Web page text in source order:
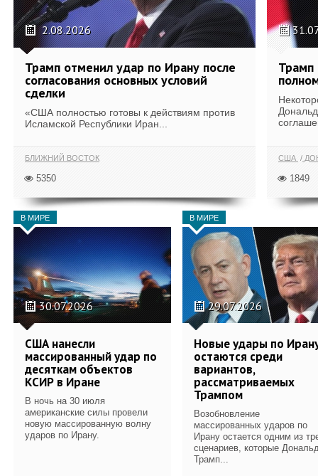
2.08.2026
Трамп отменил удар по Ирану после
согласования основных условий
сделки
«США полностью готовы к действиям против
Исламской Республики Иран...
БЛИЖНИЙ ВОСТОК
5350
Трамп
США
1849
В МИРЕ
30.07.2026
США нанесли
массированный удар по
десяткам объектов
КСИР в Иране
В ночь на 30 июля
американские силы провели
новую массированную волну
ударов по Ирану.
В МИРЕ
29.07.2026
Новые удары по
остаются среди
вариантов,
рассматриваемых
Трампом
Возобновление
массированных ударов по
Ирану остается одним из
сценариев, которые
Трамп...